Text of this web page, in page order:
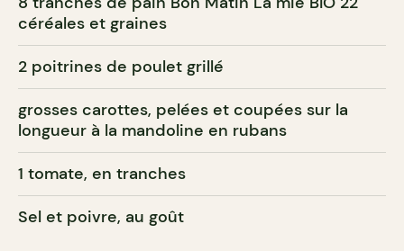
céréales et graines
2 poitrines de poulet grillé
grosses carottes, pelées et coupées sur la
longueur à la mandoline en rubans
1 tomate, en tranches
Sel et poivre, au goût